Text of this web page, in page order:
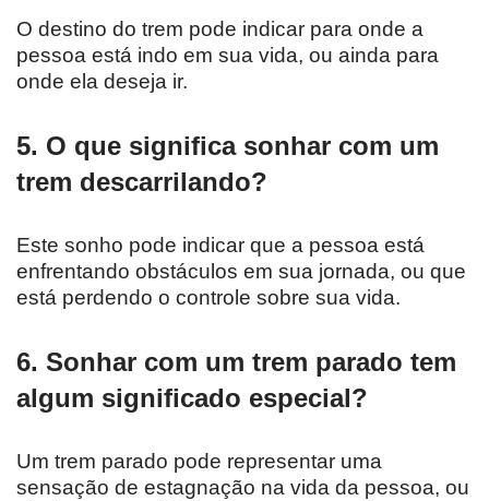
O destino do trem pode indicar para onde a
pessoa está indo em sua vida, ou ainda para
onde ela deseja ir.
5. O que significa sonhar com um
trem descarrilando?
Este sonho pode indicar que a pessoa está
enfrentando obstáculos em sua jornada, ou que
está perdendo o controle sobre sua vida.
6. Sonhar com um trem parado tem
algum significado especial?
Um trem parado pode representar uma
sensação de estagnação na vida da pessoa, ou